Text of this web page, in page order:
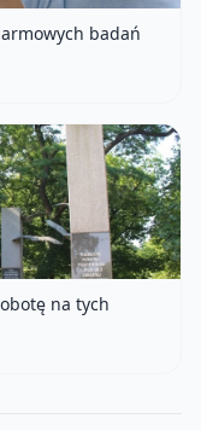
badań
na tych